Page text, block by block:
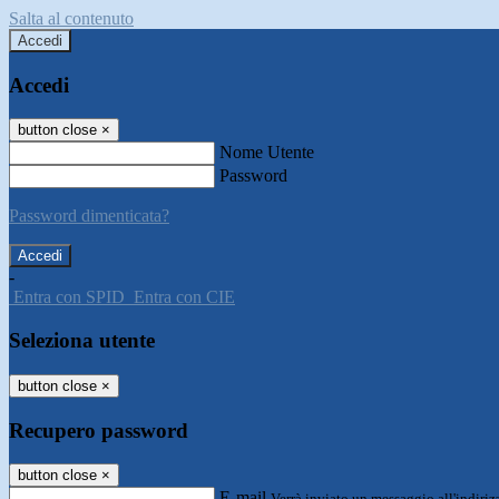
Salta al contenuto
Accedi
Accedi
button close ×
Nome Utente
Password
Password dimenticata?
-
Entra con SPID Entra con CIE
Seleziona utente
button close ×
Recupero password
button close ×